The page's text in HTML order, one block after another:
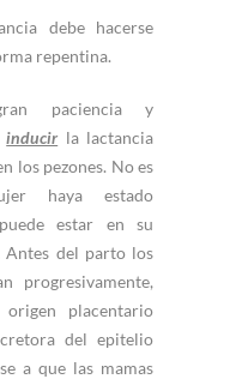
debe hacerse
repentina.
paciencia y
inducir la lactancia
los pezones. No es
haya estado
estar en su
Antes del parto los
progresivamente,
placentario
del epitelio
a que las mamas